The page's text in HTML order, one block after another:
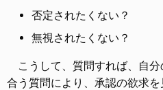
否定されたくない？
無視されたくない？
こうして、質問すれば、自
合う質問により、承認の欲求